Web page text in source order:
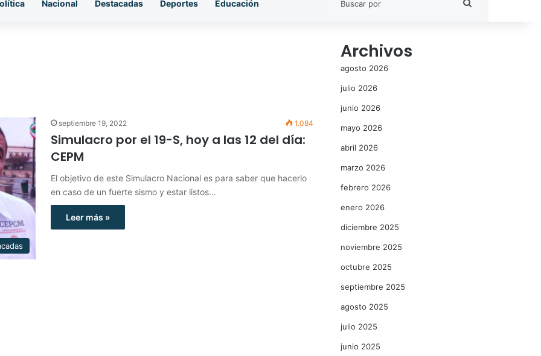
Nacional Destacadas Deportes Educación
septiembre 19, 2022 1.084
Simulacro por el 19-S, hoy a las 12 del día:
CEPM
El objetivo de este Simulacro Nacional es para saber que hacerlo
en caso de un fuerte sismo y estar listos…
Leer más »
Archivos
agosto 2026
julio 2026
junio 2026
mayo 2026
abril 2026
marzo 2026
febrero 2026
enero 2026
diciembre 2025
noviembre 2025
octubre 2025
septiembre 2025
agosto 2025
julio 2025
junio 2025